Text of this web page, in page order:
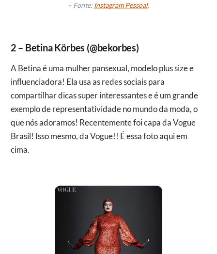
– Fonte: Instagram Pessoal.
2 – Betina Körbes (@bekorbes)
A Betina é uma mulher pansexual, modelo plus size e
influenciadora! Ela usa as redes sociais para
compartilhar dicas super interessantes e é um grande
exemplo de representatividade no mundo da moda, o
que nós adoramos! Recentemente foi capa da Vogue
Brasil! Isso mesmo, da Vogue!! É essa foto aqui em
cima.